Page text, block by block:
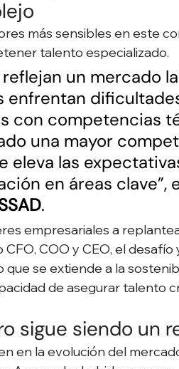
más sensibles en este
talento especializado.
un mercado
enfrentan
con competencias
una mayor
eleva las
en áreas clave”,
.
empresariales a
COO y CEO, el desafío
se extiende a la
de asegurar talento
sigue siendo un
en la evolución del